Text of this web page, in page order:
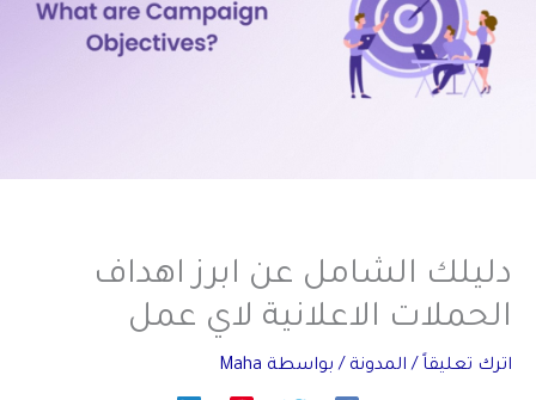
دليلك الشامل عن ابرز اهداف
الحملات الاعلانية لاي عمل
اترك تعليقاً / المدونة / بواسطة Maha